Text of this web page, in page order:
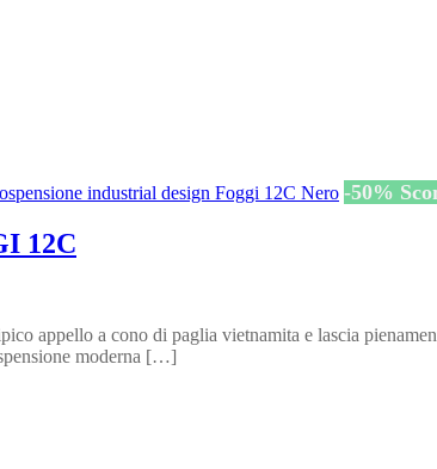
-50%
12C
appello a cono di paglia vietnamita e lascia
moderna […]